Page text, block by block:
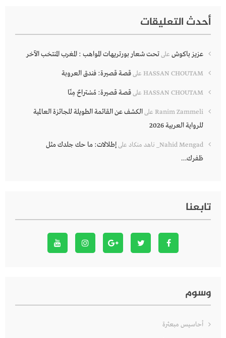
أحدث التعليقات
عزيز باكوش علىتحت شعار بورتريهات المواهب : المغرب المنتخب الآخر
HASSAN CHOUTAM علىقصة قصيرة: فندق العروبة
HASSAN CHOUTAM علىقصة قصيرة: مُسْتراحٌ مِنّا
Ranim Zammeli علىالكشف عن القائمة الطويلة للجائزة العالمية
للرواية العربية 2026
Nahid Mengad_ ناهد منكاد علىإطلالات: ما حك جلدك مثل
ظفرك…
تابعنا
وسوم
أحاسيس مبعثرة